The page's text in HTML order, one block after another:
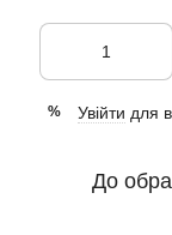
% Увійти для
До